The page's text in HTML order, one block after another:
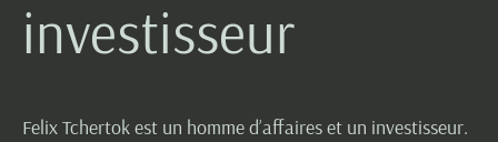
investisseur
Felix Tchertok est un homme d’affaires et un investisseur.